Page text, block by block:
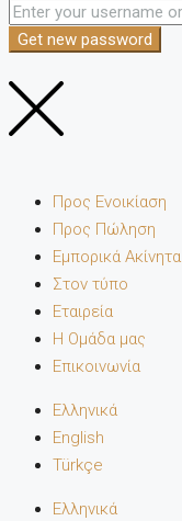
Get new password
Προς Ενοικίαση
Προς Πώληση
Εμπορικά Ακίνητα
Στον τύπο
Εταιρεία
Η Ομάδα μας
Επικοινωνία
Ελληνικά
English
Türkçe
Ελληνικά